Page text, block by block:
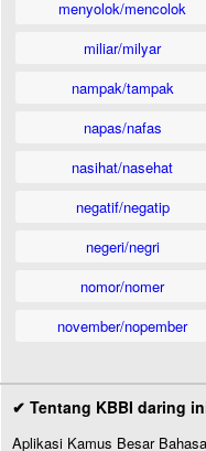
menyolok/mencolok
miliar/milyar
nampak/tampak
napas/nafas
nasihat/nasehat
negatif/negatip
negeri/negri
nomor/nomer
november/nopember
✔ Tentang KBBI daring
Aplikasi Kamus Besar